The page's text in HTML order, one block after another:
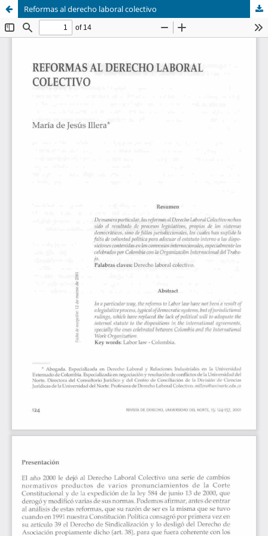
Reformas al derecho laboral colectivo